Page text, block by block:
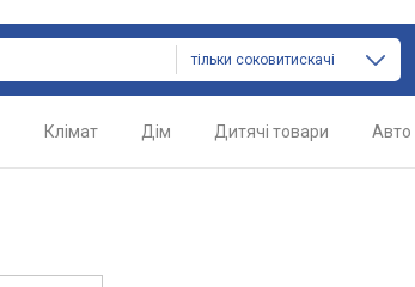
тільки соковитискачі
Клімат Дім Дитячі товари Авто